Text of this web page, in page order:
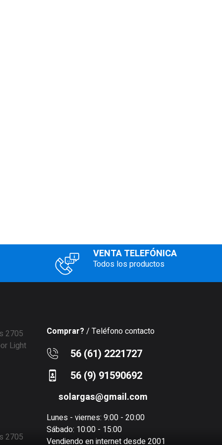
VENTA TELEFÓNICA
Todos los productos
Comprar? / Teléfono contacto
56 (61) 2221727
56 (9) 91590692
solargas@gmail.com
Lunes - viernes: 9:00 - 20:00
Sábado: 10:00 - 15:00
Vendiendo en internet desde 2001